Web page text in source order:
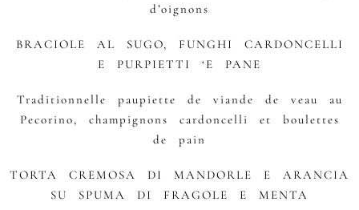
d’oignons
BRACIOLE AL SUGO, FUNGHI CARDONCELLI
E PURPIETTI ‘E PANE
Traditionnelle paupiette de viande de veau au
Pecorino, champignons cardoncelli et boulettes
de pain
TORTA CREMOSA DI MANDORLE E ARANCIA
SU SPUMA DI FRAGOLE E MENTA